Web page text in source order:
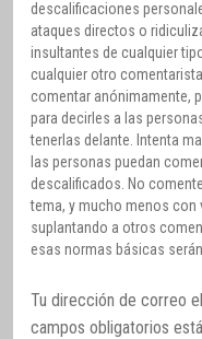
descalificaciones
ataques directos o
insultantes de cualquier
cualquier otro
comentar anónimamente,
para decirles a las
tenerlas delante. Intenta
las personas puedan
descalificados. No
tema, y mucho menos con
suplantando a otros
esas normas básicas
Tu dirección de correo
campos obligatorios